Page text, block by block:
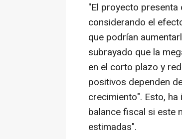
"El proyecto
considerando el
que podrían
subrayado que la
en el corto plazo y
positivos dependen
crecimiento". Esto,
balance fiscal si este
estimadas".